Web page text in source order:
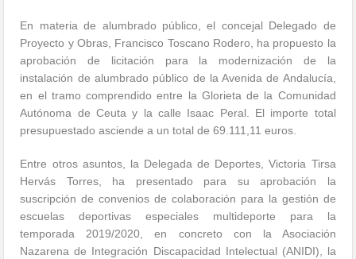
En materia de alumbrado público, el concejal Delegado de
Proyecto y Obras, Francisco Toscano Rodero, ha propuesto la
aprobación de licitación para la modernización de la
instalación de alumbrado público de la Avenida de Andalucía,
en el tramo comprendido entre la Glorieta de la Comunidad
Autónoma de Ceuta y la calle Isaac Peral. El importe total
presupuestado asciende a un total de 69.111,11 euros.
Entre otros asuntos, la Delegada de Deportes, Victoria Tirsa
Hervás Torres, ha presentado para su aprobación la
suscripción de convenios de colaboración para la gestión de
escuelas deportivas especiales multideporte para la
temporada 2019/2020, en concreto con la Asociación
Nazarena de Integración Discapacidad Intelectual (ANIDI), la